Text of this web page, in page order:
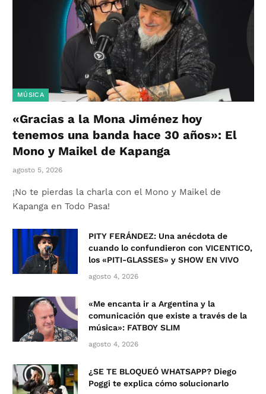
MÚSICA
«Gracias a la Mona Jiménez hoy
tenemos una banda hace 30 años»: El
Mono y Maikel de Kapanga
agosto 5, 2026
¡No te pierdas la charla con el Mono y Maikel de
Kapanga en Todo Pasa!
PITY FERÁNDEZ: Una anécdota de
cuando lo confundieron con VICENTICO,
los «PITI-GLASSES» y SHOW EN VIVO
agosto 4, 2026
«Me encanta ir a Argentina y la
comunicación que existe a través de la
música»: FATBOY SLIM
agosto 4, 2026
¿SE TE BLOQUEÓ WHATSAPP? Diego
Poggi te explica cómo solucionarlo